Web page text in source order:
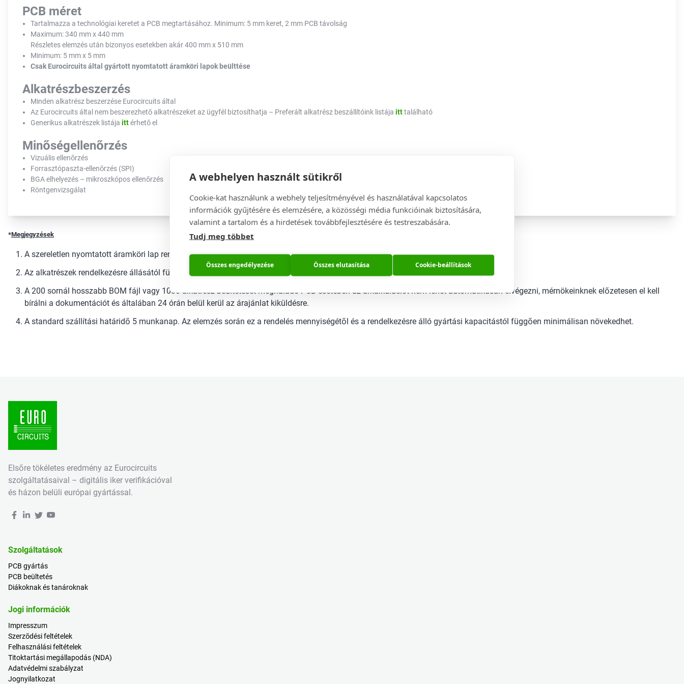
PCB méret
Tartalmazza a technológiai keretet a PCB megtartásához. Minimum: 5 mm keret, 2 mm PCB távolság
Maximum: 340 mm x 440 mm
Részletes elemzés után bizonyos esetekben akár400 mm x 510 mm
Minimum: 5 mm x 5 mm
Csak Eurocircuits által gyártott nyomtatott áramköri lapok beülttése
Alkatrészbeszerzés
Minden alkatrész beszerzése Eurocircuits által
Az Eurocircuits által nem beszerezhető alkatrészeket az ügyfél biztosíthatja – Preferált alkatrész beszállítóink listája itttalálható
Generikus alkatrészek listája ittérhető el
Minőségellenőrzés
Vizuális ellenőrzés
Forrasztópaszta-ellenőrzés (SPI)
BGA elhelyezés – mikroszkópos ellenőrzés
Röntgenvizsgálat
*Megjegyzések
A szereletlen nyomtatott áramköri lap rendelkezésre állásától számítva.
Az alkatrészek rendelkezésre állásától függően
A 200 sornál hosszabb BOM fájl vagy 1000 alkatrész beültetését meghaladó PCB esetében az árkalkulációt nem lehet automatikusan elvégezni, mérnökeinknek előzetesen el kell
bírálni a dokumentációt és általában 24 órán belül kerül az árajánlat kiküldésre.
A standard szállítási határidő 5 munkanap. Az elemzés során ez a rendelés mennyiségétől és a rendelkezésre álló gyártási kapacitástól függően minimálisan növekedhet.
Elsőre tökéletes eredmény az Eurocircuits
szolgáltatásaival – digitális iker verifikációval
és házon belüli európai gyártással.
Szolgáltatások
PCB gyártás
PCB beültetés
Diákoknak és tanároknak
Jogi információk
Impresszum
Szerződési feltételek
Felhasználási feltételek
Titoktartási megállapodás (NDA)
Adatvédelmi szabályzat
Jognyilatkozat
A webhelyen használt sütikről
Cookie-kat használunk a webhely teljesítményével és használatával kapcsolatos
információk gyűjtésére és elemzésére, a közösségi média funkcióinak biztosítására,
valamint a tartalom és a hirdetések továbbfejlesztésére és testreszabására.
Tudj meg többet
Összes engedélyezése Összes elutasítása Cookie-beállítások